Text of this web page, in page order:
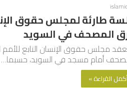
islamic
طارئة لمجلس حقوق
المصحف في السويد
مجلس حقوق الإنسان التابع
أمام مسجد في السويد، حسبما…
القراءة »